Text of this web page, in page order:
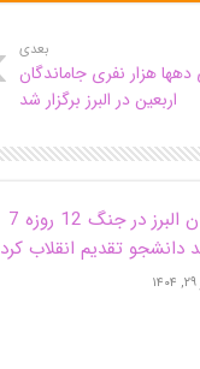
بعدی
دهها هزار نفری جاماندگان
اربعین در البرز برگزار شد
استان البرز در جنگ 12 روزه 7
دانشجو تقدیم انقلاب کرد